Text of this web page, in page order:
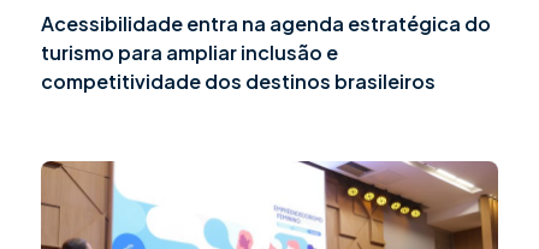
Acessibilidade entra na agenda estratégica do
turismo para ampliar inclusão e
competitividade dos destinos brasileiros